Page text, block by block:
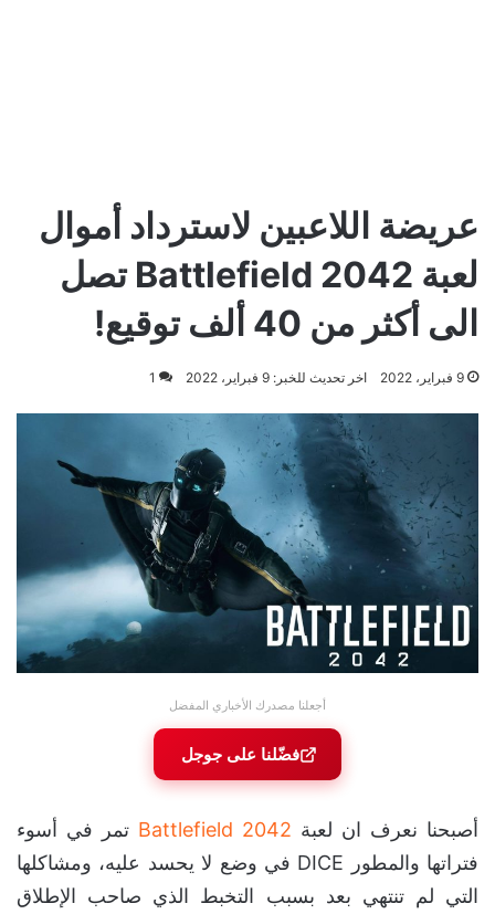
عريضة اللاعبين لاسترداد أموال
لعبة Battlefield 2042 تصل
الى أكثر من 40 ألف توقيع!
9 فبراير، 2022 اخر تحديث للخبر: 9 فبراير، 2022 1
أجعلنا مصدرك الأخباري المفضل
فضّلنا على جوجل
أصبحنا نعرف ان لعبة Battlefield 2042 تمر في أسوء
فتراتها والمطور DICE في وضع لا يحسد عليه، ومشاكلها
التي لم تنتهي بعد بسبب التخبط الذي صاحب الإطلاق